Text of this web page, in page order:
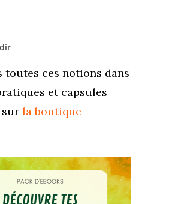
toutes ces notions dans
et capsules
sur la boutique